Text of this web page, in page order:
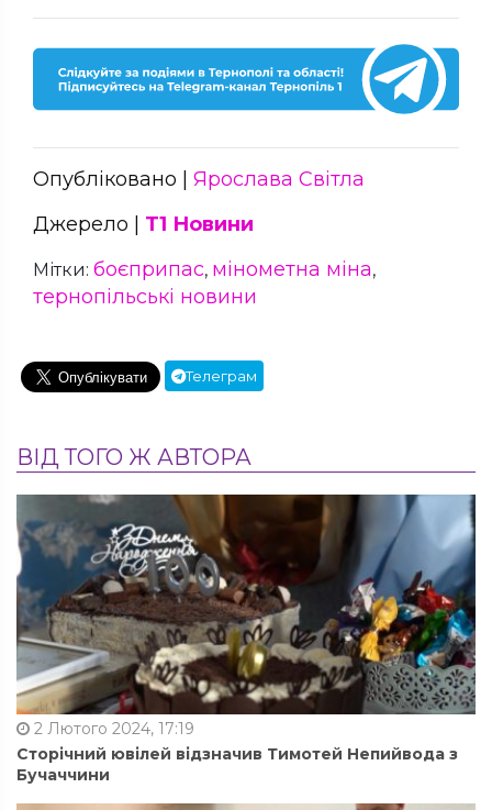
Опубліковано | Ярослава Світла
Джерело | Т1 Новини
Мітки: боєприпас, мінометна міна,
тернопільські новини
Телеграм
ВІД ТОГО Ж АВТОРА
2 Лютого 2024, 17:19
Сторічний ювілей відзначив Тимотей Непийвода з
Бучаччини